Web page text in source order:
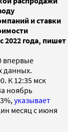
и ставки
2022 года, пишет
впервые
данных.
К 12:35 мск
ноябрь
указывает
месяц с июня